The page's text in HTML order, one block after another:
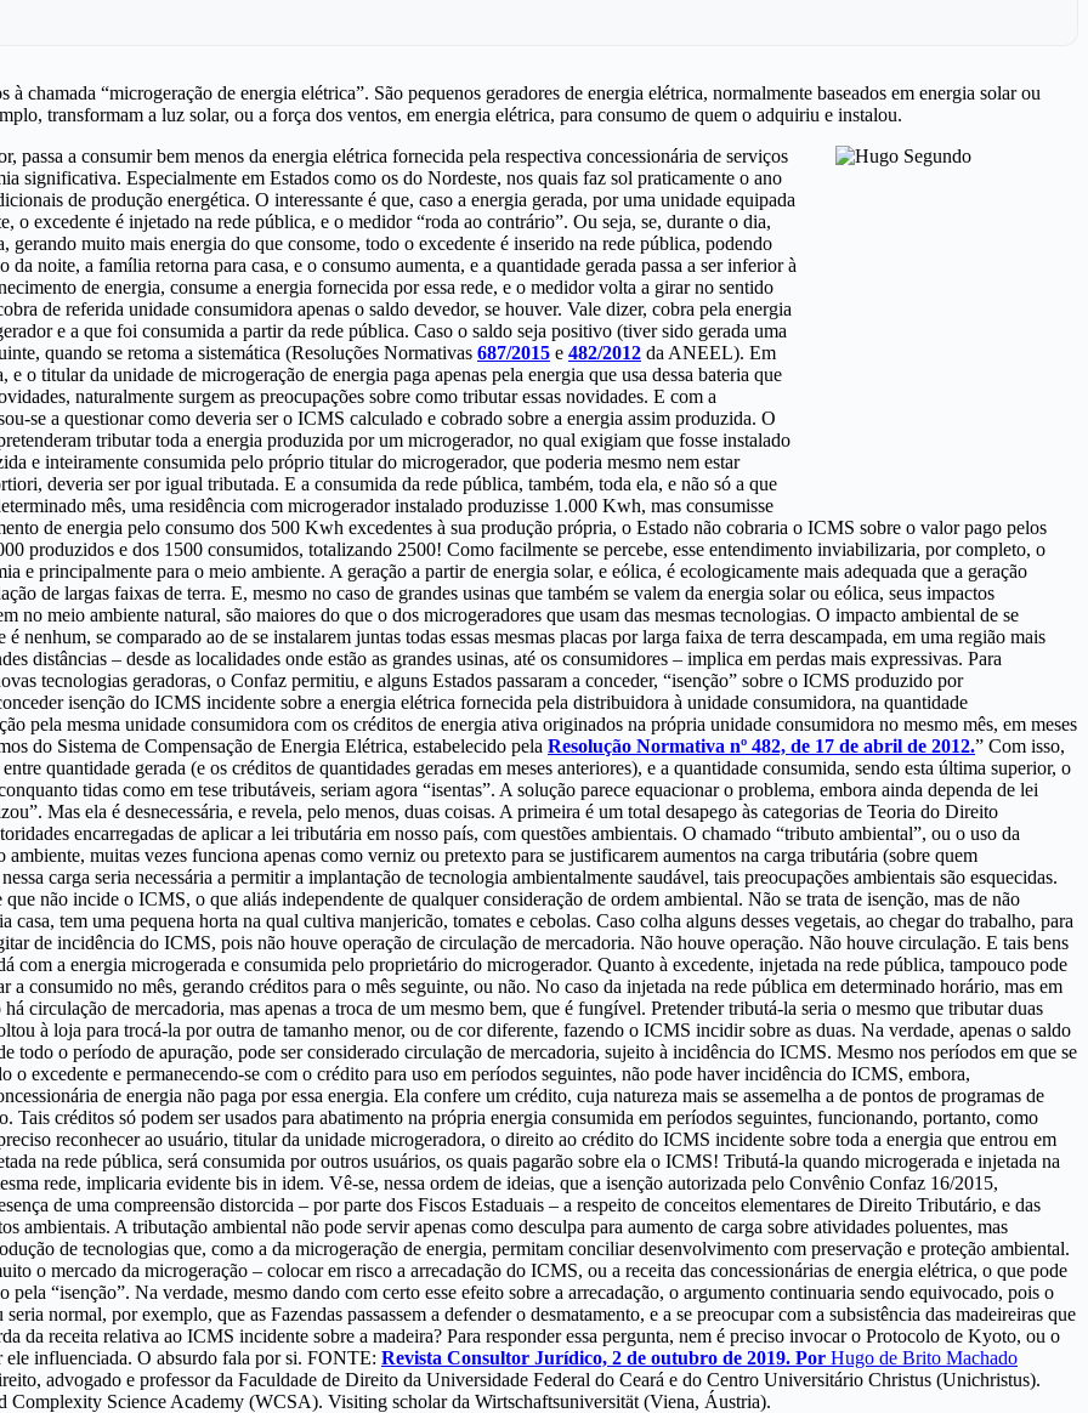
chamada “microgeração de energia elétrica”. São pequenos geradores de energia elétrica, normalmente baseados em energia solar ou
transformam a luz solar, ou a força dos ventos, em energia elétrica, para consumo de quem o adquiriu e instalou.
passa a consumir bem menos da energia elétrica fornecida pela respectiva concessionária de serviços
significativa. Especialmente em Estados como os do Nordeste, nos quais faz sol praticamente o ano
de produção energética. O interessante é que, caso a energia gerada, por uma unidade equipada
o excedente é injetado na rede pública, e o medidor “roda ao contrário”. Ou seja, se, durante o dia,
gerando muito mais energia do que consome, todo o excedente é inserido na rede pública, podendo
noite, a família retorna para casa, e o consumo aumenta, e a quantidade gerada passa a ser inferior à
de energia, consume a energia fornecida por essa rede, e o medidor volta a girar no sentido
de referida unidade consumidora apenas o saldo devedor, se houver. Vale dizer, cobra pela energia
e a que foi consumida a partir da rede pública. Caso o saldo seja positivo (tiver sido gerada uma
quando se retoma a sistemática (Resoluções Normativas 687/2015 e 482/2012 da ANEEL). Em
o titular da unidade de microgeração de energia paga apenas pela energia que usa dessa bateria que
naturalmente surgem as preocupações sobre como tributar essas novidades. E com a
se a questionar como deveria ser o ICMS calculado e cobrado sobre a energia assim produzida. O
tributar toda a energia produzida por um microgerador, no qual exigiam que fosse instalado
e inteiramente consumida pelo próprio titular do microgerador, que poderia mesmo nem estar
deveria ser por igual tributada. E a consumida da rede pública, também, toda ela, e não só a que
mês, uma residência com microgerador instalado produzisse 1.000 Kwh, mas consumisse
de energia pelo consumo dos 500 Kwh excedentes à sua produção própria, o Estado não cobraria o ICMS sobre o valor pago pelos
e dos 1500 consumidos, totalizando 2500! Como facilmente se percebe, esse entendimento inviabilizaria, por completo, o
e principalmente para o meio ambiente. A geração a partir de energia solar, e eólica, é ecologicamente mais adequada que a geração
de largas faixas de terra. E, mesmo no caso de grandes usinas que também se valem da energia solar ou eólica, seus impactos
no meio ambiente natural, são maiores do que o dos microgeradores que usam das mesmas tecnologias. O impacto ambiental de se
nenhum, se comparado ao de se instalarem juntas todas essas mesmas placas por larga faixa de terra descampada, em uma região mais
distâncias – desde as localidades onde estão as grandes usinas, até os consumidores – implica em perdas mais expressivas. Para
tecnologias geradoras, o Confaz permitiu, e alguns Estados passaram a conceder, “isenção” sobre o ICMS produzido por
isenção do ICMS incidente sobre a energia elétrica fornecida pela distribuidora à unidade consumidora, na quantidade
pela mesma unidade consumidora com os créditos de energia ativa originados na própria unidade consumidora no mesmo mês, em meses
do Sistema de Compensação de Energia Elétrica, estabelecido pela Resolução Normativa nº 482, de 17 de abril de 2012.” Com isso,
quantidade gerada (e os créditos de quantidades geradas em meses anteriores), e a quantidade consumida, sendo esta última superior, o
tidas como em tese tributáveis, seriam agora “isentas”. A solução parece equacionar o problema, embora ainda dependa de lei
Mas ela é desnecessária, e revela, pelo menos, duas coisas. A primeira é um total desapego às categorias de Teoria do Direito
encarregadas de aplicar a lei tributária em nosso país, com questões ambientais. O chamado “tributo ambiental”, ou o uso da
muitas vezes funciona apenas como verniz ou pretexto para se justificarem aumentos na carga tributária (sobre quem
carga seria necessária a permitir a implantação de tecnologia ambientalmente saudável, tais preocupações ambientais são esquecidas.
não incide o ICMS, o que aliás independente de qualquer consideração de ordem ambiental. Não se trata de isenção, mas de não
tem uma pequena horta na qual cultiva manjericão, tomates e cebolas. Caso colha alguns desses vegetais, ao chegar do trabalho, para
de incidência do ICMS, pois não houve operação de circulação de mercadoria. Não houve operação. Não houve circulação. E tais bens
com a energia microgerada e consumida pelo proprietário do microgerador. Quanto à excedente, injetada na rede pública, tampouco pode
consumido no mês, gerando créditos para o mês seguinte, ou não. No caso da injetada na rede pública em determinado horário, mas em
circulação de mercadoria, mas apenas a troca de um mesmo bem, que é fungível. Pretender tributá-la seria o mesmo que tributar duas
à loja para trocá-la por outra de tamanho menor, ou de cor diferente, fazendo o ICMS incidir sobre as duas. Na verdade, apenas o saldo
todo o período de apuração, pode ser considerado circulação de mercadoria, sujeito à incidência do ICMS. Mesmo nos períodos em que se
o excedente e permanecendo-se com o crédito para uso em períodos seguintes, não pode haver incidência do ICMS, embora,
de energia não paga por essa energia. Ela confere um crédito, cuja natureza mais se assemelha a de pontos de programas de
créditos só podem ser usados para abatimento na própria energia consumida em períodos seguintes, funcionando, portanto, como
reconhecer ao usuário, titular da unidade microgeradora, o direito ao crédito do ICMS incidente sobre toda a energia que entrou em
na rede pública, será consumida por outros usuários, os quais pagarão sobre ela o ICMS! Tributá-la quando microgerada e injetada na
rede, implicaria evidente bis in idem. Vê-se, nessa ordem de ideias, que a isenção autorizada pelo Convênio Confaz 16/2015,
de uma compreensão distorcida – por parte dos Fiscos Estaduais – a respeito de conceitos elementares de Direito Tributário, e das
A tributação ambiental não pode servir apenas como desculpa para aumento de carga sobre atividades poluentes, mas
de tecnologias que, como a da microgeração de energia, permitam conciliar desenvolvimento com preservação e proteção ambiental.
o mercado da microgeração – colocar em risco a arrecadação do ICMS, ou a receita das concessionárias de energia elétrica, o que pode
“isenção”. Na verdade, mesmo dando com certo esse efeito sobre a arrecadação, o argumento continuaria sendo equivocado, pois o
normal, por exemplo, que as Fazendas passassem a defender o desmatamento, e a se preocupar com a subsistência das madeireiras que
da receita relativa ao ICMS incidente sobre a madeira? Para responder essa pergunta, nem é preciso invocar o Protocolo de Kyoto, ou o
ele influenciada. O absurdo fala por si. FONTE: Revista Consultor Jurídico, 2 de outubro de 2019. Por Hugo de Brito Machado
advogado e professor da Faculdade de Direito da Universidade Federal do Ceará e do Centro Universitário Christus (Unichristus).
Complexity Science Academy (WCSA). Visiting scholar da Wirtschaftsuniversität (Viena, Áustria).